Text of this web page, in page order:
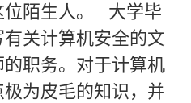
位陌生人。 大学毕
关计算机安全的文
职务。对于计算机
为皮毛的知识，并